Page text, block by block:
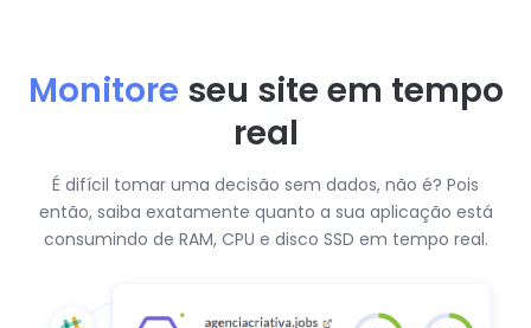
Monitore seu site em tempo
real
É difícil tomar uma decisão sem dados, não é? Pois
então, saiba exatamente quanto a sua aplicação está
consumindo de RAM, CPU e disco SSD em tempo real.